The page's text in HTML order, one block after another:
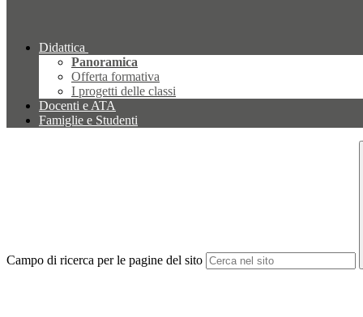
Didattica
Panoramica
Offerta formativa
I progetti delle classi
Docenti e ATA
Famiglie e Studenti
Campo di ricerca per le pagine del sito